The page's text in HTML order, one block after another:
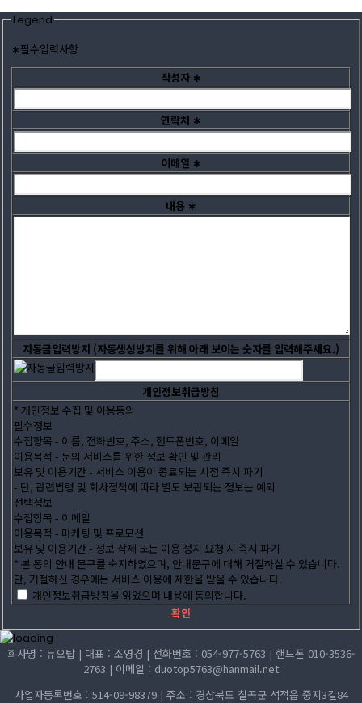
Legend
∗필수입력사항
작성자 ∗
연락처 ∗
이메일 ∗
내용 ∗
자동글입력방지 (자동생성방지를 위해 아래 보이는 숫자를 입력해주세요.)
개인정보취급방침
* 개인정보 수집 및 이용동의
필수정보
수집항목 - 이름, 전화번호, 주소, 핸드폰번호, 이메일
이용목적 - 문의 서비스를 위한 정보 확인 및 관리
보유 및 이용기간 - 서비스 이용이 종료되는 시점 즉시 파기
- 단, 관련법령 및 회사정책에 따라 별도 보관되는 정보는 예외
선택정보
수집항목 - 이메일
이용목적 - 마케팅 및 프로모션
보유 및 이용기간 - 정보 삭제 또는 이용 정지 요청 시 즉시 파기
* 본 동의 안내 문구를 숙지하였으며, 안내문구에 대해 거절하실 수 있습니다.
단, 거절하신 경우에는 서비스 이용에 제한을 받을 수 있습니다.
개인정보취급방침을 읽었으며 내용에 동의합니다.
확인
회사명 : 듀오탑 | 대표 : 조영경 | 전화번호 : 054-977-5763 | 핸드폰 010-3536-
2763 | 이메일 : duotop5763@hanmail.net
사업자등록번호 : 514-09-98379 | 주소 : 경상북도 칠곡군 석적읍 중지3길84